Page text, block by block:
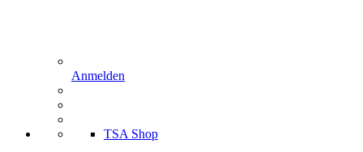
Anmelden
TSA Shop